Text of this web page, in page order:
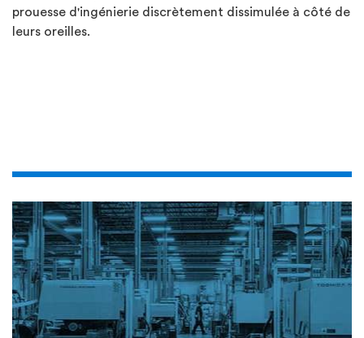
prouesse d'ingénierie discrètement dissimulée à côté de
leurs oreilles.